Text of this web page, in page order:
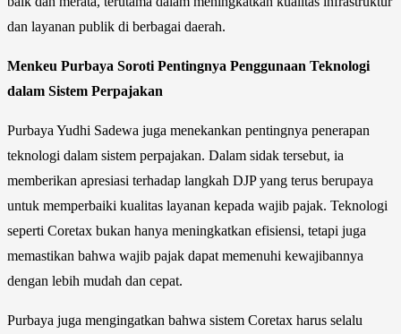
dan layanan publik di berbagai daerah.
Menkeu Purbaya Soroti Pentingnya Penggunaan Teknologi
dalam Sistem Perpajakan
Purbaya Yudhi Sadewa juga menekankan pentingnya penerapan
teknologi dalam sistem perpajakan. Dalam sidak tersebut, ia
memberikan apresiasi terhadap langkah DJP yang terus berupaya
untuk memperbaiki kualitas layanan kepada wajib pajak. Teknologi
seperti Coretax bukan hanya meningkatkan efisiensi, tetapi juga
memastikan bahwa wajib pajak dapat memenuhi kewajibannya
dengan lebih mudah dan cepat.
Purbaya juga mengingatkan bahwa sistem Coretax harus selalu